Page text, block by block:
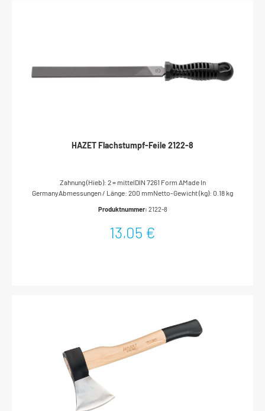
HAZET Flachstumpf-Feile 2122-8
Zahnung (Hieb): 2 = mittelDIN 7261 Form AMade In
GermanyAbmessungen / Länge: 200 mmNetto-Gewicht (kg): 0.18 kg
Produktnummer: 2122-8
13,05 €